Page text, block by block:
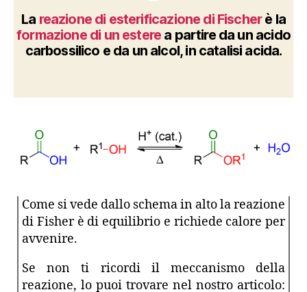
La reazione di esterificazione di Fischerè la
formazione di un estere a partire da un acido
carbossilico e da un alcol, in catalisi acida.
Come si vede dallo schema in alto la reazione
di Fisher è di equilibrio e richiede calore per
avvenire.
Se non ti ricordi il meccanismo della
reazione, lo puoi trovare nel nostro articolo: